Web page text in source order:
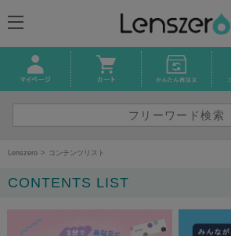
Lenszero コンテンツリスト
CONTENTS LIST